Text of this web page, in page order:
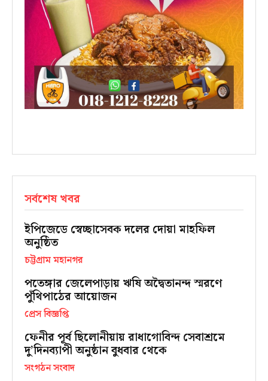
সর্বশেষ খবর
ইপিজেডে স্বেচ্ছাসেবক দলের দোয়া মাহফিল
অনুষ্ঠিত
চট্টগ্রাম মহানগর
পতেঙ্গার জেলেপাড়ায় ঋষি অদ্বৈতানন্দ স্মরণে
পুঁথিপাঠের আয়োজন
প্রেস বিজ্ঞপ্তি
ফেনীর পূর্ব ছিলোনীয়ায় রাধাগোবিন্দ সেবাশ্রমে
দু’দিনব্যাপী অনুষ্ঠান বুধবার থেকে
সংগঠন সংবাদ